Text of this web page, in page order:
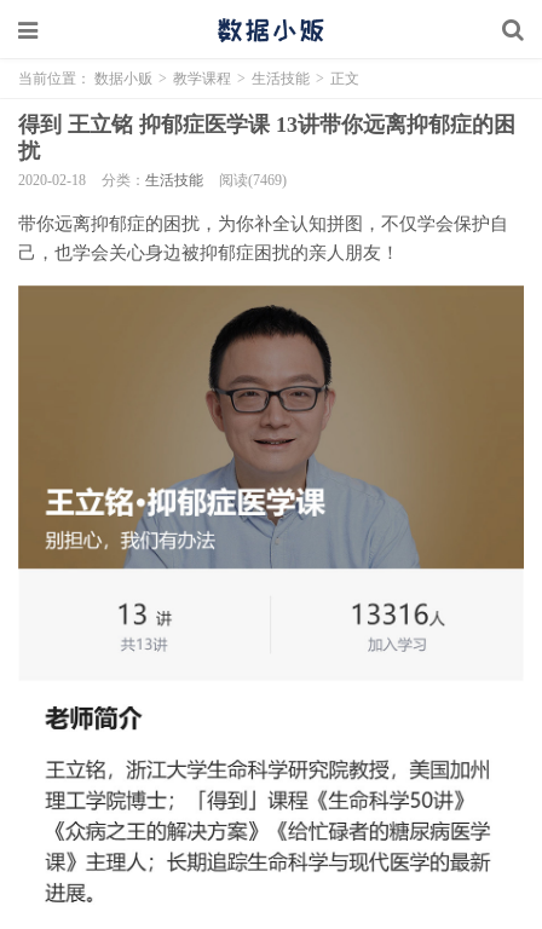
当前位置： 数据小贩 > 教学课程 > 生活技能 > 正文
得到 王立铭 抑郁症医学课 13讲带你远离抑郁症的困
扰
2020-02-18 分类： 生活技能 阅读(7469)
带你远离抑郁症的困扰，为你补全认知拼图，不仅学会保护自
己，也学会关心身边被抑郁症困扰的亲人朋友！